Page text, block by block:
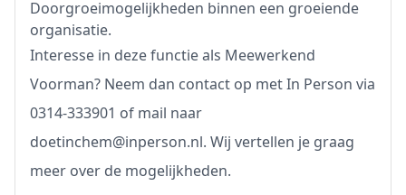
Doorgroeimogelijkheden binnen een groeiende
organisatie.
Interesse in deze functie als Meewerkend
Voorman? Neem dan contact op met In Person via
0314-333901 of mail naar
doetinchem@inperson.nl. Wij vertellen je graag
meer over de mogelijkheden.